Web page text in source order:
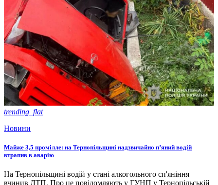
trending_flat
Новини
Майже 3,5 промілле: на Тернопільщині надзвичайно п’яний водій
втрапив в аварію
На Тернопільщині водій у стані алкогольного сп'яніння
вчинив ДТП. Про це повідомляють у ГУНП у Тернопільській